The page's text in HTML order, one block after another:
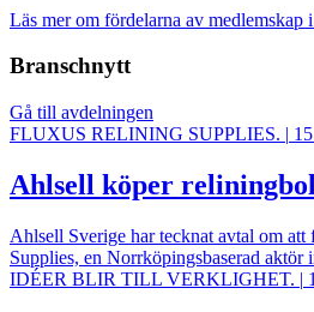
Läs mer om fördelarna av medlemskap
Branschnytt
Gå till avdelningen
FLUXUS RELINING SUPPLIES. |
Ahlsell köper
Ahlsell Sverige har tecknat avtal om
Supplies, en Norrköpingsbaserad aktör
IDÉER BLIR TILL VERKLIGHET. |